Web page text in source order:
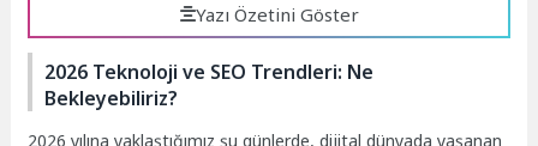
Yazı Özetini Göster
2026 Teknoloji ve SEO Trendleri: Ne
Bekleyebiliriz?
2026 yılına yaklaştığımız şu günlerde, dijital dünyada yaşanan